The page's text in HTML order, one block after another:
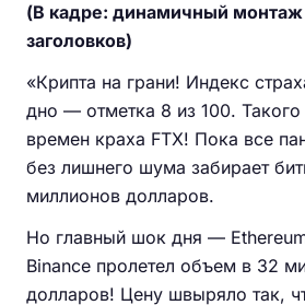
(В кадре: динамичный монтаж
заголовков)
«Крипта на грани! Индекс
дно — отметка 8 из 100.
времен краха FTX! Пока все
без лишнего шума забирает
миллионов долларов.
Но главный шок дня —
Binance пролетел объем в 32
долларов! Цену швыряло так,